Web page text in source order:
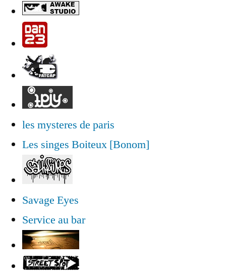
les mysteres de paris
Les singes Boiteux [Bonom]
Savage Eyes
Service au bar